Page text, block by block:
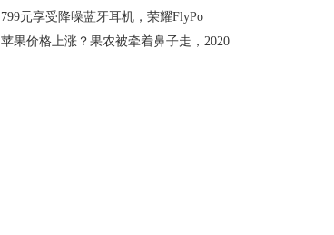
799元享受降噪蓝牙耳机，荣耀FlyPo
苹果价格上涨？果农被牵着鼻子走，2020